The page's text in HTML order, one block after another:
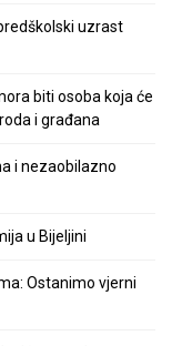
uzrast
biti osoba koja će
i građana
i nezaobilazno
u Bijeljini
Ostanimo vjerni